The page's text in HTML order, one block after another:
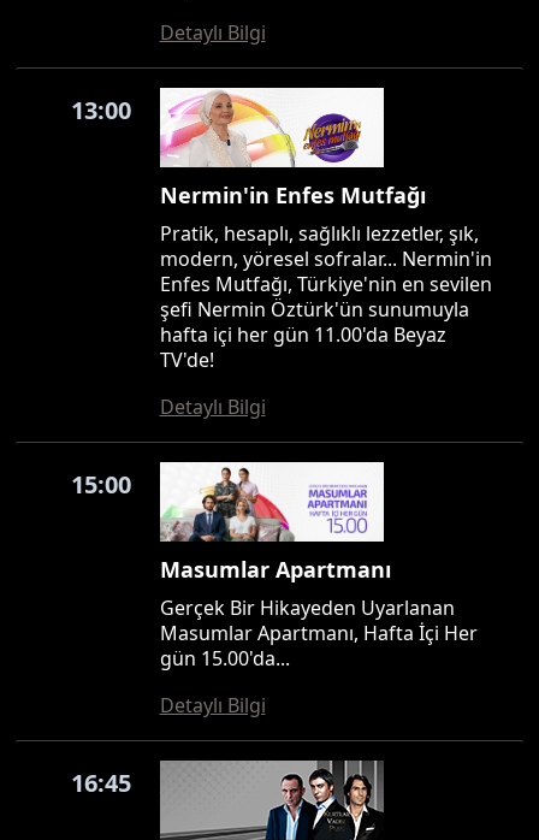
Detaylı Bilgi
13:00
Nermin'in Enfes Mutfağı
Pratik, hesaplı, sağlıklı lezzetler, şık,
modern, yöresel sofralar... Nermin'in
Enfes Mutfağı, Türkiye'nin en sevilen
şefi Nermin Öztürk'ün sunumuyla
hafta içi her gün 11.00'da Beyaz
TV'de!
Detaylı Bilgi
15:00
Masumlar Apartmanı
Gerçek Bir Hikayeden Uyarlanan
Masumlar Apartmanı, Hafta İçi Her
gün 15.00'da...
Detaylı Bilgi
16:45